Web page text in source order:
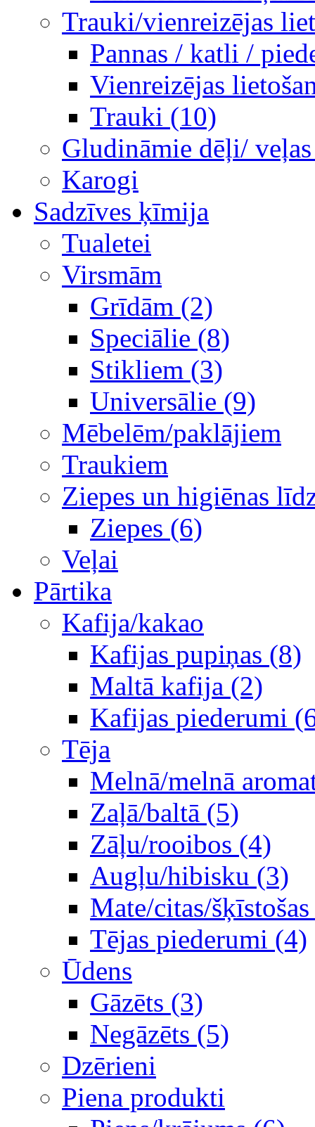
Trauki/vienreizējas
Pannas / katli /
Vienreizējas
Trauki (10)
Gludināmie dēļi/
Karogi
Sadzīves ķīmija
Tualetei
Virsmām
Grīdām (2)
Speciālie (8)
Stikliem (3)
Universālie (9)
Mēbelēm/paklājiem
Traukiem
Ziepes un higiēnas
Ziepes (6)
Veļai
Pārtika
Kafija/kakao
Kafijas pupiņas (8)
Maltā kafija (2)
Kafijas piederumi
Tēja
Melnā/melnā
Zaļā/baltā (5)
Zāļu/rooibos (4)
Augļu/hibisku (3)
Mate/citas/
Tējas piederumi (4)
Ūdens
Gāzēts (3)
Negāzēts (5)
Dzērieni
Piena produkti